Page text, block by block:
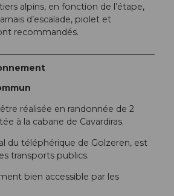
alpins, en fonction de l’étape,
d’escalade, piolet et
recommandés.
réalisée en randonnée de 2
à la cabane de Cavardiras.
du téléphérique de Golzeren, est
transports publics.
bien accessible par les